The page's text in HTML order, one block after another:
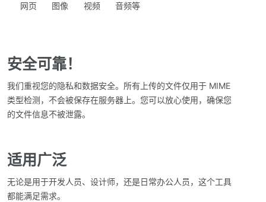
网页
图像 视频 音频等
安全可靠！
我们重视您的隐私和数据安全。所有上传的文件仅用于 MIME
类型检测，不会被保存在服务器上。您可以放心使用，确保您
的文件信息不被泄露。
适用广泛
无论是用于开发人员、设计师，还是日常办公人员，这个工具
都能满足需求。